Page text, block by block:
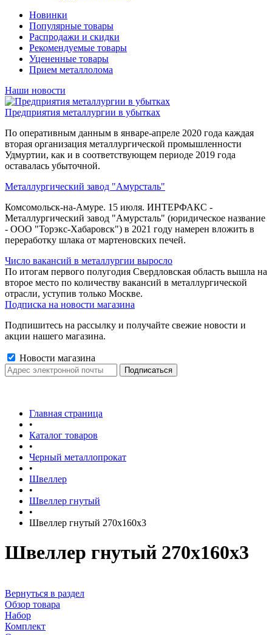
Новинки
Популярные товары
Распродажи и скидки
Рекомендуемые товары
Уцененные товары
Прием металлолома
Наши новости
Предприятия металлургии в убытках
По оперативным данным в январе-апреле 2020 года каждая
вторая организация металлургической промышленности
Удмуртии, как и в соответствующем периоде 2019 года
оставалась убыточной.
Металлургический завод "Амурсталь"
Комсомольск-на-Амуре. 15 июля. ИНТЕРФАКС -
Металлургический завод "Амурсталь" (юридическое название
- ООО "Торэкс-Хабаровск") в 2021 году намерен вложить в
переработку шлака от мартеновских печей.
Число вакансий в металлургии выросло
По итогам первого полугодия Свердловская область вышла на
второе место по количеству вакансий в металлургической
отрасли, уступив только Москве.
Подписка на новости магазина
Подпишитесь на рассылку и получайте свежие новости и
акции нашего магазина.
Новости магазина
Главная страница
•
Каталог товаров
•
Черный металлопрокат
•
Швеллер
•
Швеллер гнутый
•
Швеллер гнутый 270х160х3
Швеллер гнутый 270х160х3
Вернуться в раздел
Обзор товара
Набор
Комплект